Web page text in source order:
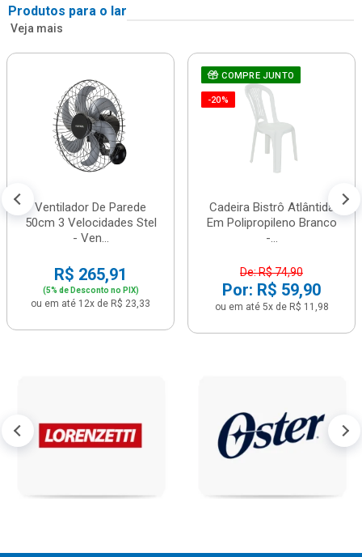
Produtos para o lar
Veja mais
Ventilador De Parede
50cm 3 Velocidades Stel
- Ven...
R$ 265,91
(5% de Desconto no PIX)
ou em até 12x de R$ 23,33
COMPRE JUNTO
-20%
Cadeira Bistrô Atlântida
Em Polipropileno Branco
-...
De: R$ 74,90
Por: R$ 59,90
ou em até 5x de R$ 11,98